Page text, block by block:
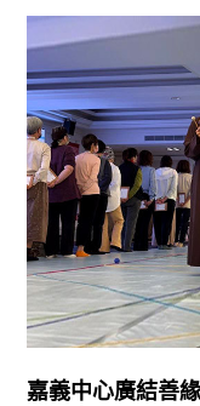
嘉義中心廣結善